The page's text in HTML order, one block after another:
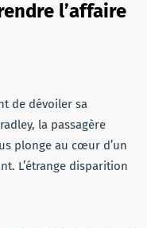
l’affaire
de dévoiler sa
la passagère
plonge au cœur d’un
L’étrange disparition